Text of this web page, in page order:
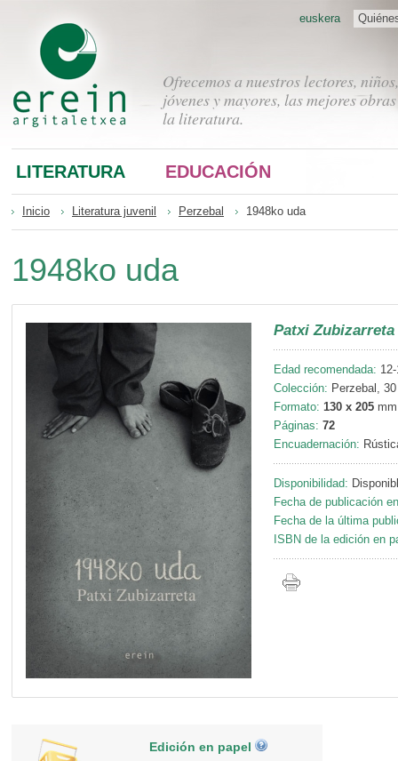
Ofrecemos a nuestros lectores, niños,
jóvenes y mayores, las mejores
la literatura.
euskera
LITERATURA EDUCACIÓN
Inicio Literatura juvenil Perzebal 1948ko uda
1948ko uda
Patxi Zubizarreta
Edad recomendada:
Colección: Perzebal, 30
Formato: 130 x 205 mm
Páginas: 72
Encuadernación:
Disponibilidad:
Fecha de publicación
Fecha de la última
ISBN de la edición en
Edición en papel